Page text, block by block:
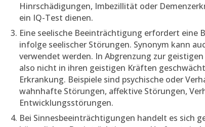
Hinrschädigungen, Imbezillität oder
ein IQ-Test dienen.
Eine seelische Beeinträchtigung erfordert
infolge seelischer Störungen. Synonym kann
verwendet werden. In Abgrenzung zur
also nicht in ihren geistigen Kräften
Erkrankung. Beispiele sind psychische oder
wahnhafte Störungen, affektive Störungen,
Entwicklungsstörungen.
Bei Sinnesbeeinträchtigungen handelt es sich